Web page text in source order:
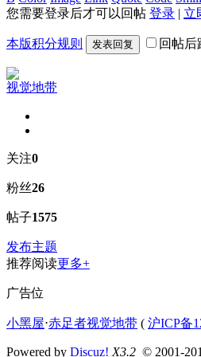
您需要登录后才可以回帖 登录 | 立
本版积分规则 发表回复 回帖后
视觉地带
关注0
粉丝26
帖子1575
发布主题
推荐阅读更多+
广告位
小黑屋⋅赤足者视觉地带 ( 沪ICP备
Powered by Discuz! X3.2 © 2001-